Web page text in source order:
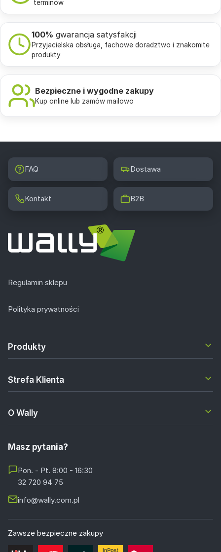
terminów
100% gwarancja satysfakcji
Przyjacielska obsługa, fachowe doradztwo i znakomite
produkty
Bezpieczne i wygodne zakupy
Kup online lub zamów mailowo
FAQ Dostawa
Kontakt B2B
Regulamin sklepu
Polityka prywatności
Produkty
Strefa Klienta
O Wally
Masz pytania?
Pon. - Pt. 8:00 - 16:30
32 720 94 75
info@wally.com.pl
Zawsze bezpieczne zakupy